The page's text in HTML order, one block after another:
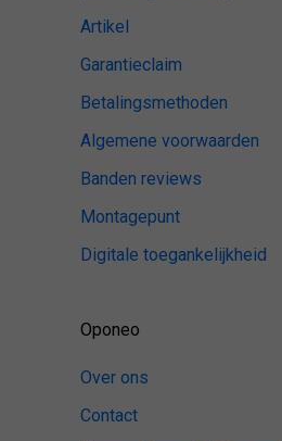
Artikel
Garantieclaim
Betalingsmethoden
Algemene voorwaarden
Banden reviews
Montagepunt
Digitale toegankelijkheid
Oponeo
Over ons
Contact